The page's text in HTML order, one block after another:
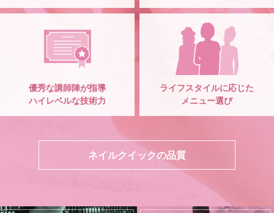
優秀な講師陣が指導
ハイレベルな技術力
ライフスタイルに応じた
メニュー選び
ネイルクイックの品質